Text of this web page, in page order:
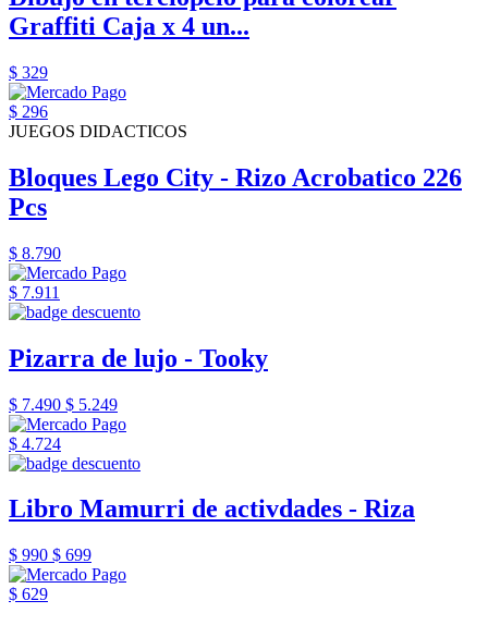
Graffiti Caja x 4 un...
$ 329
$ 296
JUEGOS DIDACTICOS
Bloques Lego City - Rizo Acrobatico 226
Pcs
$ 8.790
$ 7.911
Pizarra de lujo - Tooky
$ 7.490 $ 5.249
$ 4.724
Libro Mamurri de activdades - Riza
$ 990 $ 699
$ 629